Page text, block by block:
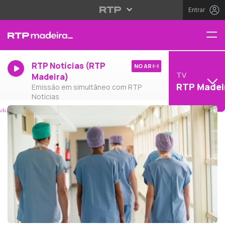
Entrar
RTP Notícias (RTP
Madeira)
Emissão em simultâneo com RTP
Notícias
NO AR
TV
RTP